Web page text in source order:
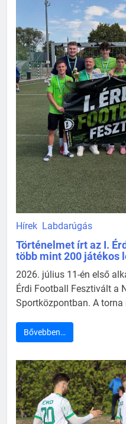
Hírek Labdarúgás
Történelmet írt az I.
több mint 200 játékos
2026. július 11-én első
Érdi Football Fesztivált a
Sportközpontban. A torna
Bővebben…